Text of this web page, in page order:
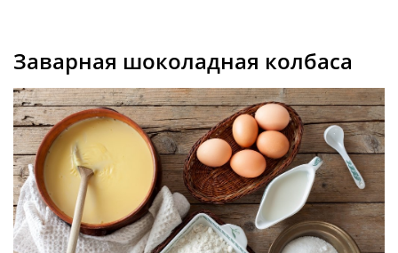
Заварная шоколадная колбаса